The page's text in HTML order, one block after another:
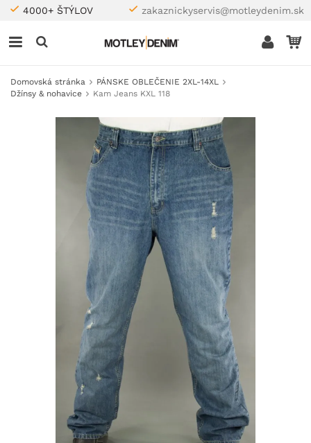
4000+ ŠTÝLOV zakaznickyservis@motleydenim.sk
Domovská stránka
PÁNSKE OBLEČENIE 2XL-14XL
Džínsy & nohavice
Kam Jeans KXL 118